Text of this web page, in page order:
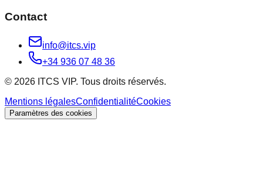
Contact
info@itcs.vip
+34 936 07 48 36
© 2026 ITCS VIP. Tous droits réservés.
Mentions légalesConfidentialitéCookies
Paramètres des cookies